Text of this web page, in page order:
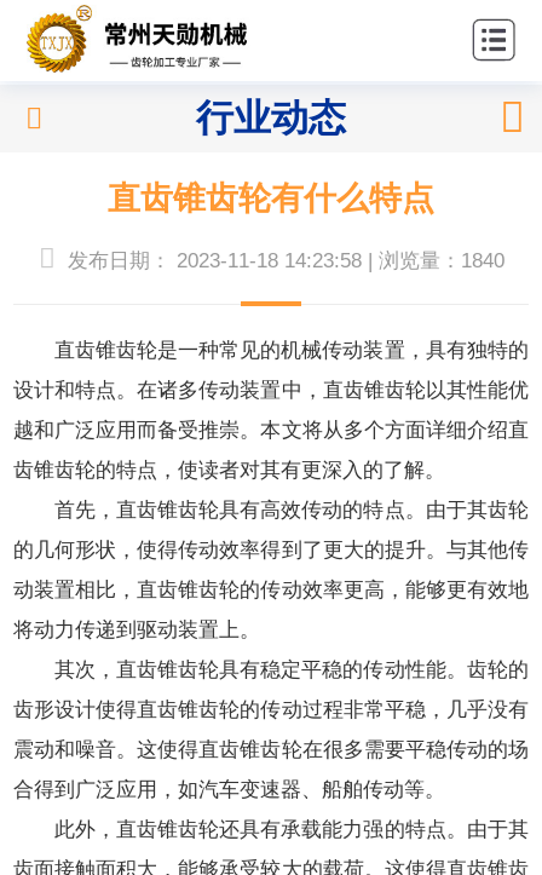
站首
关
于我
产
闻中
联
行业动态
直齿锥齿轮有什么特点
发布日期： 2023-11-18 14:23:58 | 浏览量：1840
直齿锥齿轮是一种常见的机械传动装置，具有独特的
设计和特点。在诸多传动装置中，直齿锥齿轮以其性能优
越和广泛应用而备受推崇。本文将从多个方面详细介绍直
齿锥齿轮的特点，使读者对其有更深入的了解。
首先，直齿锥齿轮具有高效传动的特点。由于其齿轮
的几何形状，使得传动效率得到了更大的提升。与其他传
动装置相比，直齿锥齿轮的传动效率更高，能够更有效地
将动力传递到驱动装置上。
其次，直齿锥齿轮具有稳定平稳的传动性能。齿轮的
齿形设计使得直齿锥齿轮的传动过程非常平稳，几乎没有
震动和噪音。这使得直齿锥齿轮在很多需要平稳传动的场
合得到广泛应用，如汽车变速器、船舶传动等。
此外，直齿锥齿轮还具有承载能力强的特点。由于其
齿面接触面积大，能够承受较大的载荷。这使得直齿锥齿